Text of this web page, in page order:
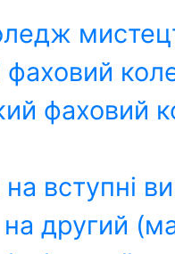
фаховий
фаховий
на вступні
другий